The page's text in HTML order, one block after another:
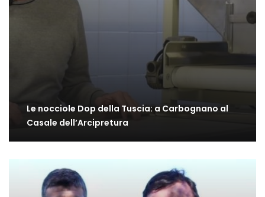
Le nocciole Dop della Tuscia: a Carbognano al
Casale dell’Arcipretura